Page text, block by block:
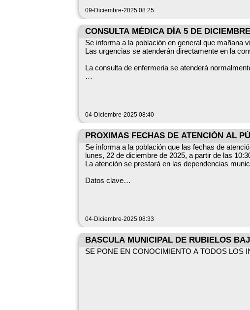
09-Diciembre-2025 08:25
CONSULTA MÉDICA DÍA 5 DE
Se informa a la población en general que mañana
Las urgencias se atenderán directamente en la
La consulta de enfermeria se atenderá
04-Diciembre-2025 08:40
PROXIMAS FECHAS DE ATENCIÓN AL
Se informa a la población que las fechas de
La atención se prestará en las dependencias
Datos clave
04-Diciembre-2025 08:33
BASCULA MUNICIPAL DE RUBIELOS
SE PONE EN CONOCIMIENTO A TODOS LOS